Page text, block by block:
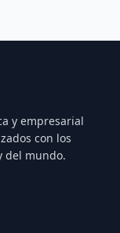
y empresarial
con los
del mundo.